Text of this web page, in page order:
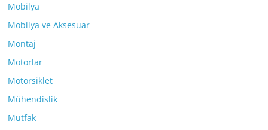
Mobilya
Mobilya ve Aksesuar
Montaj
Motorlar
Motorsiklet
Mühendislik
Mutfak